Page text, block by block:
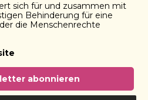
sich für und zusammen mit
Behinderung für eine
die Menschenrechte
abonnieren